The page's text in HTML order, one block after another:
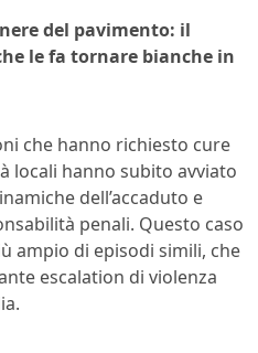
del pavimento: il
le fa tornare bianche in
che hanno richiesto cure
locali hanno subito avviato
dell’accaduto e
penali. Questo caso
ampio di episodi simili, che
escalation di violenza